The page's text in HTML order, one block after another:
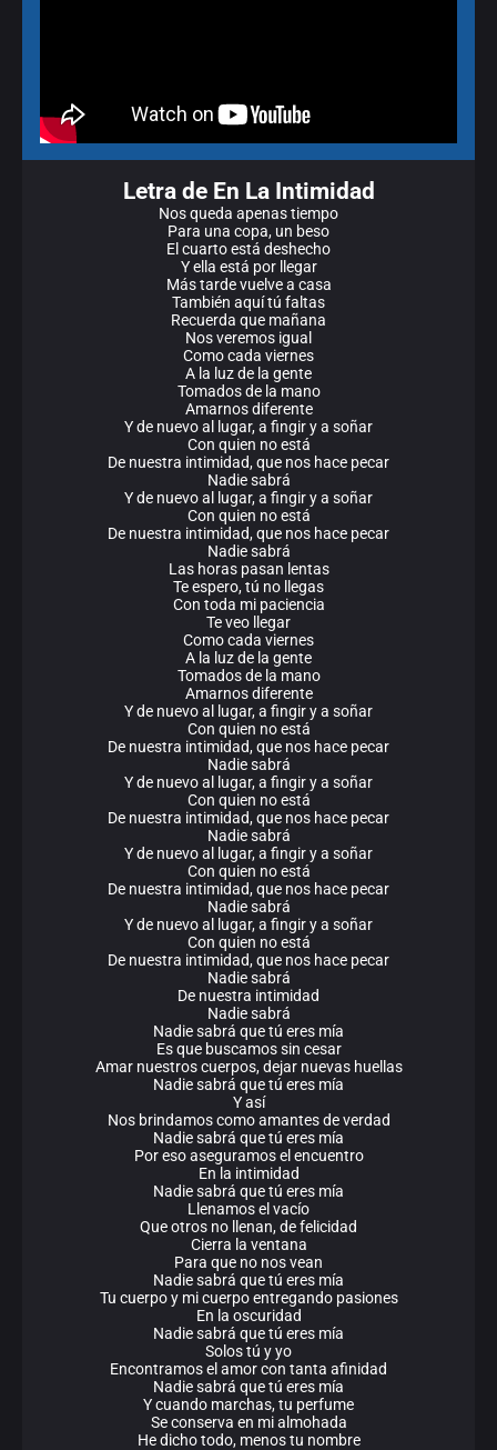
Letra de En La Intimidad
Nos queda apenas tiempo
Para una copa, un beso
El cuarto está deshecho
Y ella está por llegar
Más tarde vuelve a casa
También aquí tú faltas
Recuerda que mañana
Nos veremos igual
Como cada viernes
A la luz de la gente
Tomados de la mano
Amarnos diferente
Y de nuevo al lugar, a fingir y a soñar
Con quien no está
De nuestra intimidad, que nos hace pecar
Nadie sabrá
Y de nuevo al lugar, a fingir y a soñar
Con quien no está
De nuestra intimidad, que nos hace pecar
Nadie sabrá
Las horas pasan lentas
Te espero, tú no llegas
Con toda mi paciencia
Te veo llegar
Como cada viernes
A la luz de la gente
Tomados de la mano
Amarnos diferente
Y de nuevo al lugar, a fingir y a soñar
Con quien no está
De nuestra intimidad, que nos hace pecar
Nadie sabrá
Y de nuevo al lugar, a fingir y a soñar
Con quien no está
De nuestra intimidad, que nos hace pecar
Nadie sabrá
Y de nuevo al lugar, a fingir y a soñar
Con quien no está
De nuestra intimidad, que nos hace pecar
Nadie sabrá
Y de nuevo al lugar, a fingir y a soñar
Con quien no está
De nuestra intimidad, que nos hace pecar
Nadie sabrá
De nuestra intimidad
Nadie sabrá
Nadie sabrá que tú eres mía
Es que buscamos sin cesar
Amar nuestros cuerpos, dejar nuevas huellas
Nadie sabrá que tú eres mía
Y así
Nos brindamos como amantes de verdad
Nadie sabrá que tú eres mía
Por eso aseguramos el encuentro
En la intimidad
Nadie sabrá que tú eres mía
Llenamos el vacío
Que otros no llenan, de felicidad
Cierra la ventana
Para que no nos vean
Nadie sabrá que tú eres mía
Tu cuerpo y mi cuerpo entregando pasiones
En la oscuridad
Nadie sabrá que tú eres mía
Solos tú y yo
Encontramos el amor con tanta afinidad
Nadie sabrá que tú eres mía
Y cuando marchas, tu perfume
Se conserva en mi almohada
He dicho todo, menos tu nombre